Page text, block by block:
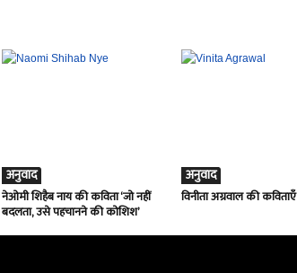
अनुवाद
नेओमी शिहैब नाय की कविता ‘जो नहीं
बदलता, उसे पहचानने की कोशिश’
अनुवाद
विनीता अग्रवाल की कविताएँ